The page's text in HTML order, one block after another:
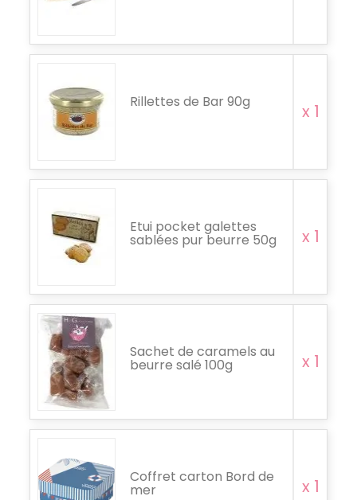
Rillettes de Bar 90g x 1
Etui pocket galettes
sablées pur beurre 50g x 1
Sachet de caramels au
beurre salé 100g x 1
Coffret carton Bord de
mer x 1